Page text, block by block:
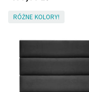
RÓŻNE KOLORY!